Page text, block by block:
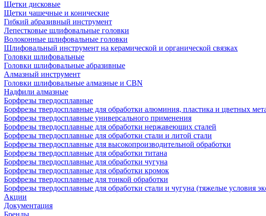
Щетки дисковые
Щетки чашечные и конические
Гибкий абразивный инструмент
Лепестковые шлифовальные головки
Волоконные шлифовальные головки
Шлифовальный инструмент на керамической и органической связках
Головки шлифовальные
Головки шлифовальные абразивные
Алмазный инструмент
Головки шлифовальные алмазные и CBN
Надфили алмазные
Борфрезы твердосплавные
Борфрезы твердосплавные для обработки алюминия, пластика и цветных
Борфрезы твердосплавные универсального применения
Борфрезы твердосплавные для обработки нержавеющих сталей
Борфрезы твердосплавные для обработки стали и литой стали
Борфрезы твердосплавные для высокопроизводительной обработки
Борфрезы твердосплавные для обработки титана
Борфрезы твердосплавные для обработки чугуна
Борфрезы твердосплавные для обработки кромок
Борфрезы твердосплавные для тонкой обработки
Борфрезы твердосплавные для обработки стали и чугуна (тяжелые условия
Акции
Документация
Бренды